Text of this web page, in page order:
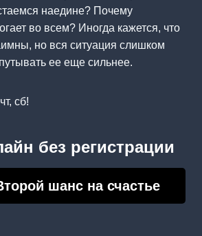
наедине? Почему
во всем? Иногда кажется, что
но вся ситуация слишком
ее еще сильнее.
сб!
без регистрации
шанс на счастье